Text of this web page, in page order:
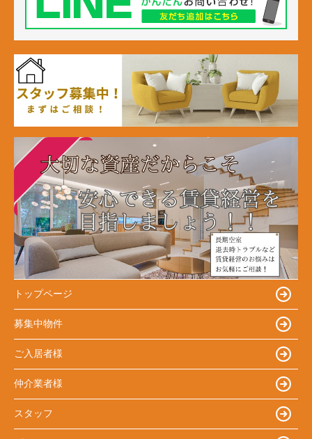
トップページ
募集中物件
ご入居者様
仲介業者様
スタッフ